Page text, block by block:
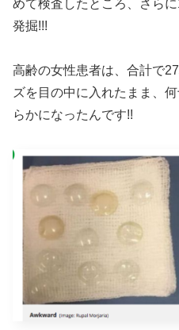
めて検査したところ、さら
発掘!!!
高齢の女性患者は、合計で
ズを目の中に入れたまま、
らかになったんです!!